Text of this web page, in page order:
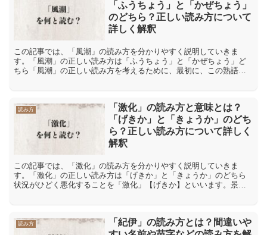
「ふうちょう」と「かぜちょう」
のどちら？正しい読み方について
詳しく解釈
この記事では、「風潮」の読み方を分かりやすく説明していきま
す。「風潮」の正しい読み方は「ふうちょう」と「かぜちょう」ど
ちら「風潮」の正しい読み方を考えるために、最初に、この熟語で
読み方
「激化」の読み方と意味とは？
「げきか」と「きょうか」のどち
ら？正しい読み方について詳しく
解釈
この記事では、「激化」の読み方を分かりやすく説明していきま
す。「激化」の正しい読み方は「げきか」と「きょうか」のどちら
状況がひどく悪化することを「激化」【げきか】といいます。景気
読み方
「紀伊」の読み方とは？間違いや